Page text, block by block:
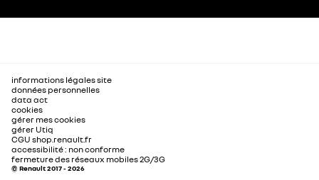
informations légales site
données personnelles
data act
cookies
gérer mes cookies
gérer Utiq
CGU shop.renault.fr
accessibilité : non conforme
fermeture des réseaux mobiles 2G/3G
© Renault 2017 - 2026